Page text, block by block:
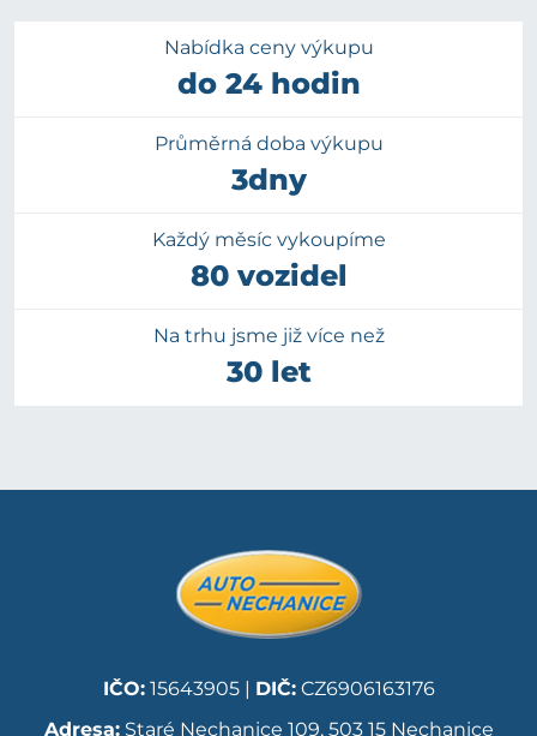
Nabídka ceny výkupu
do 24 hodin
Průměrná doba výkupu
3dny
Každý měsíc vykoupíme
80 vozidel
Na trhu jsme již více než
30 let
IČO:15643905 | DIČ:CZ6906163176
Adresa:Staré Nechanice 109, 503 15 Nechanice